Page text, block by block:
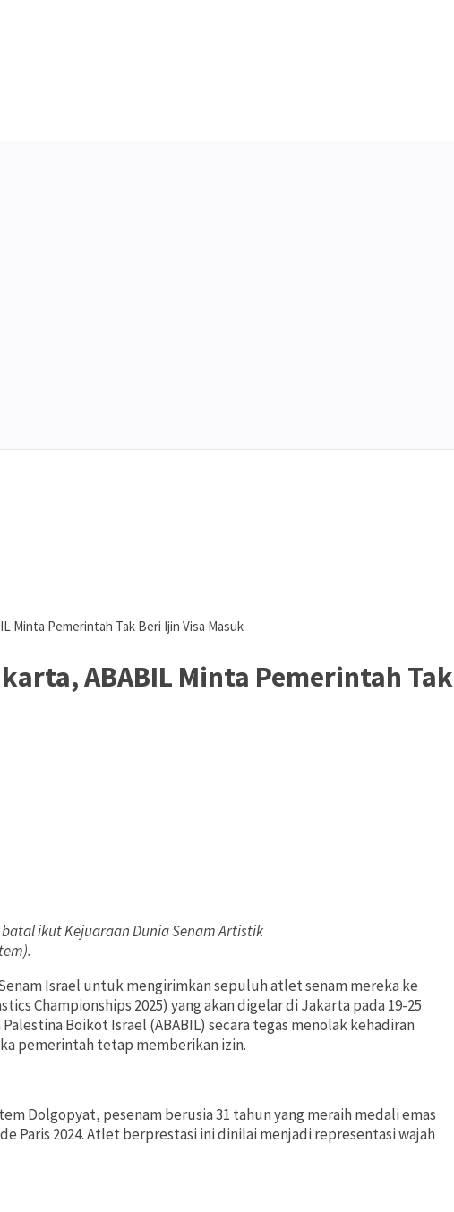
Minta Pemerintah Tak Beri Ijin Visa Masuk
ABABIL Minta Pemerintah Tak
ikut Kejuaraan Dunia Senam Artistik
Israel untuk mengirimkan sepuluh atlet senam mereka ke
Championships 2025) yang akan digelar di Jakarta pada 19-25
Boikot Israel (ABABIL) secara tegas menolak kehadiran
pemerintah tetap memberikan izin.
Dolgopyat, pesenam berusia 31 tahun yang meraih medali emas
Paris 2024. Atlet berprestasi ini dinilai menjadi representasi wajah